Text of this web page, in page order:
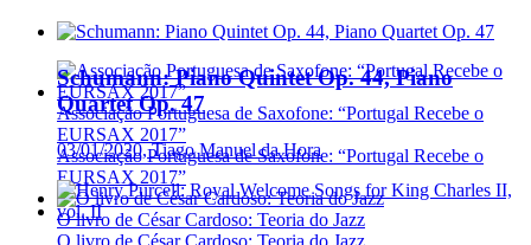
Associação Portuguesa de Saxofone: “Portugal Recebe o
EURSAX 2017”
Associação Portuguesa de Saxofone: “Portugal Recebe o
EURSAX 2017”
O livro de César Cardoso: Teoria do Jazz
O livro de César Cardoso: Teoria do Jazz
Schumann: Piano Quintet Op. 44, Piano
Quartet Op. 47
03/01/2020, Tiago Manuel da Hora